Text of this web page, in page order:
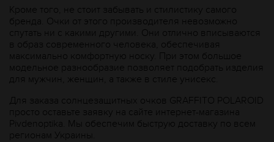
Кроме того, не стоит забывать и стилистику самого
бренда. Очки от этого производителя невозможно
спутать ни с какими другими. Они отлично вписываются
в образ современного человека, обеспечивая
максимально комфортную носку. При этом большое
модельное разнообразие позволяет подобрать изделия
для мужчин, женщин, а также в стиле унисекс.
Для заказа солнцезащитных очков GRAFFITO POLAROID
просто оставьте заявку на сайте интернет-магазина
Рivdenoptika. Мы обеспечим быструю доставку по всем
регионам Украины.